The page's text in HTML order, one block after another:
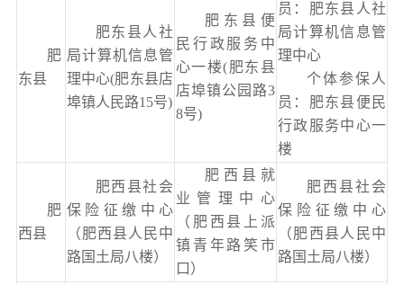
肥
东县
肥东县人社
局计算机信息管
理中心(肥东县店
埠镇人民路15号)
肥东县便
民行政服务中
心一楼(肥东县
店埠镇公园路3
8号)
员：肥东县人社
局计算机信息管
理中心
个体参保人
员：肥东县便民
行政服务中心一
楼
肥
西县
肥西县社会
保险征缴中心
（肥西县人民中
路国土局八楼）
肥西县就
业管理中心
（肥西县上派
镇青年路笑市
口）
肥西县社会
保险征缴中心
（肥西县人民中
路国土局八楼）